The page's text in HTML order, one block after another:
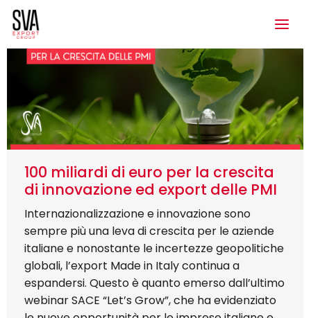
100 miliardi di euro per la crescita
di innovazione ed export delle PMI
Internazionalizzazione e innovazione sono
sempre più una leva di crescita per le aziende
italiane e nonostante le incertezze geopolitiche
globali, l’export Made in Italy continua a
espandersi. Questo è quanto emerso dall’ultimo
webinar SACE “Let’s Grow”, che ha evidenziato